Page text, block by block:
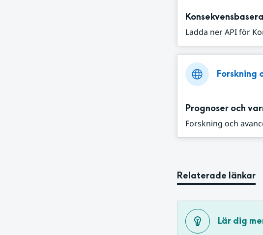
Ladda ner API för
Forskning
Prognoser och
Forskning och
Relaterade länkar
Lär dig